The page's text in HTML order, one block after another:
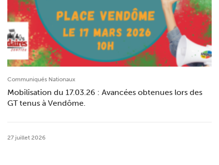
Communiqués Nationaux
Mobilisation du 17.03.26 : Avancées obtenues lors des
GT tenus à Vendôme.
27 juillet 2026